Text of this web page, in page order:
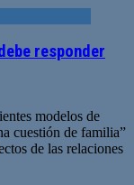
responder
modelos de
cuestión de familia”
de las relaciones